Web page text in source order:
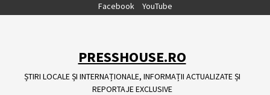
Facebook YouTube
PRESSHOUSE.RO
ȘTIRI LOCALE ȘI INTERNAȚIONALE, INFORMAȚII ACTUALIZATE ȘI
REPORTAJE EXCLUSIVE